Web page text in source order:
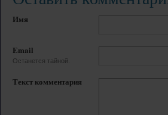
Имя
Email
Останется тайной.
Текст комментария